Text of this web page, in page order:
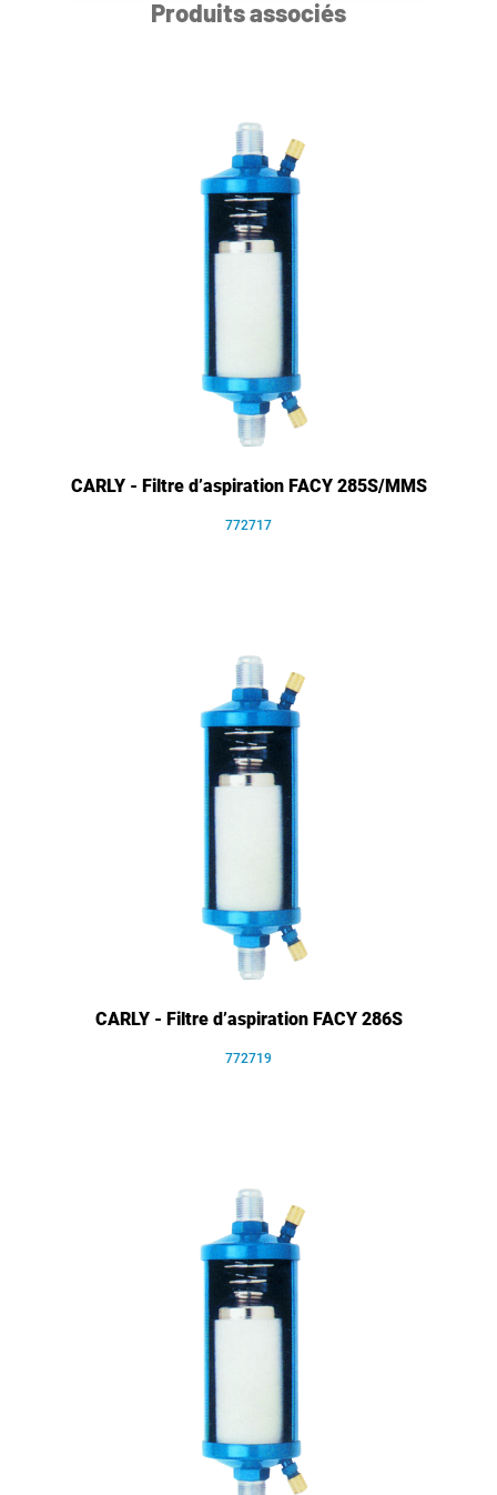
Produits associés
CARLY - Filtre d’aspiration FACY 285S/MMS
772717
CARLY - Filtre d’aspiration FACY 286S
772719